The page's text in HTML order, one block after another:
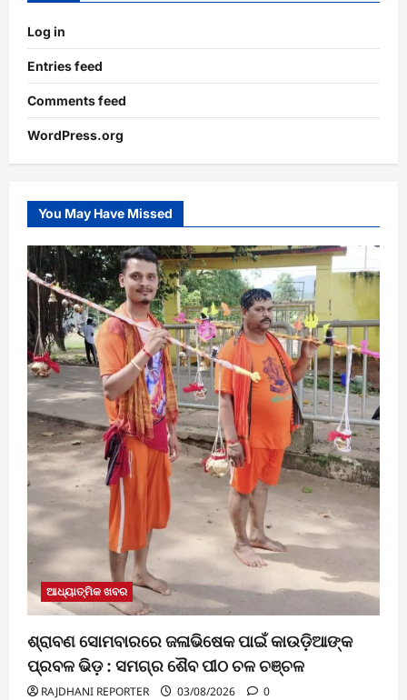
Log in
Entries feed
Comments feed
WordPress.org
You May Have Missed
ଆଧ୍ୟାତ୍ମିକ ଖବର
ଶ୍ରାବଣ ସୋମବାରରେ ଜଳାଭିଷେକ ପାଇଁ କାଉଡ଼ିଆଙ୍କ
ପ୍ରବଳ ଭିଡ଼ : ସମଗ୍ର ଶୈବ ପୀଠ ଚଳ ଚଞ୍ଚଳ
RAJDHANI REPORTER 03/08/2026 0